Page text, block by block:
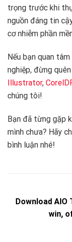
trọng trước khi
nguồn đáng tin
cơ nhiễm phần
Nếu bạn quan
nghiệp, đừng
Illustrator,
chúng tôi!
Bạn đã từng gặp
mình chưa? Hãy
bình luận nhé!
Download AIO
win,